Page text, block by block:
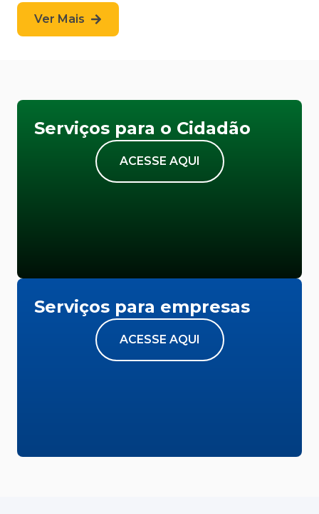
Ver Mais
Serviços para o Cidadão
ACESSE AQUI
Serviços para empresas
ACESSE AQUI